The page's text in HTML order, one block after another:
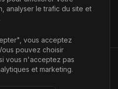
d’intelligence artificielle pour la
pour booster votre
analyser le trafic du site et
vous acceptez
pouvez choisir
vous n'acceptez pas
et marketing.